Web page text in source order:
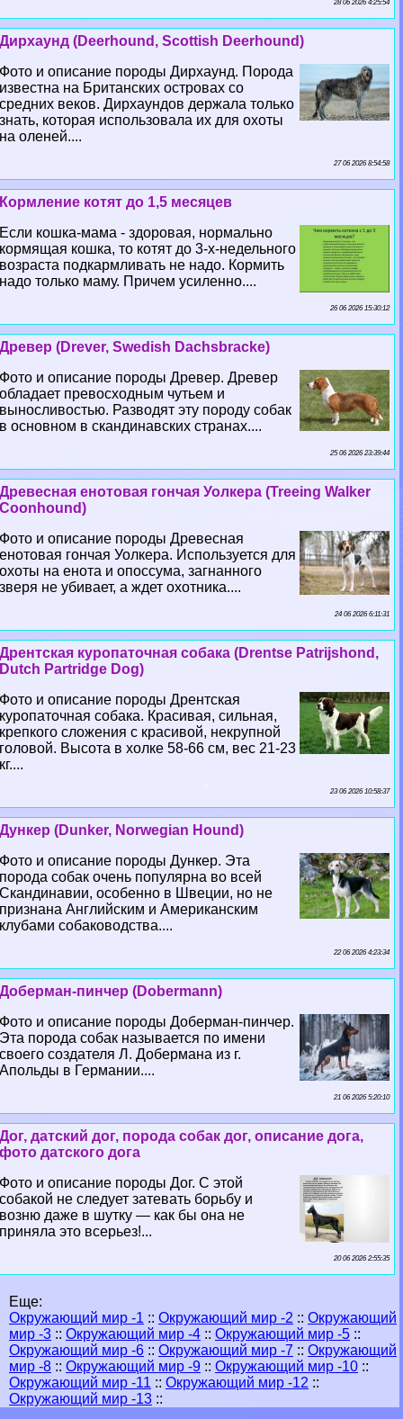
28 06 2026 4:25:54
Дирхаунд (Deerhound, Scottish Deerhound)
Фото и описание породы Дирхаунд. Порода
известна на Британских островах со
средних веков. Дирхаундов держала только
знать, которая использовала их для охоты
на оленей....
27 06 2026 8:54:58
Кормление котят до 1,5 месяцев
Если кошка-мама - здоровая, нормально
кормящая кошка, то котят до 3-х-недельного
возраста подкармливать не надо. Кормить
надо только маму. Причем усиленно....
26 06 2026 15:30:12
Древер (Drever, Swedish Dachsbracke)
Фото и описание породы Древер. Древер
обладает превосходным чутьем и
выносливостью. Разводят эту породу собак
в основном в скандинавских странах....
25 06 2026 23:39:44
Древесная енотовая гончая Уолкера (Treeing Walker
Coonhound)
Фото и описание породы Древесная
енотовая гончая Уолкера. Используется для
охоты на енота и опоссума, загнанного
зверя не убивает, а ждет охотника....
24 06 2026 6:11:31
Дрентская куропаточная собака (Drentse Patrijshond,
Dutch Partridge Dog)
Фото и описание породы Дрентская
куропаточная собака. Красивая, сильная,
крепкого сложения с красивой, некрупной
головой. Высота в холке 58-66 см, вес 21-23
кг....
23 06 2026 10:58:37
Дункер (Dunker, Norwegian Hound)
Фото и описание породы Дункер. Эта
порода собак очень популярна во всей
Скандинавии, особенно в Швеции, но не
признана Английским и Американским
клубами собаководства....
22 06 2026 4:23:34
Доберман-пинчер (Dobermann)
Фото и описание породы Доберман-пинчер.
Эта порода собак называется по имени
своего создателя Л. Добермана из г.
Апольды в Германии....
21 06 2026 5:20:10
Дог, датский дог, порода собак дог, описание дога,
фото датского дога
Фото и описание породы Дог. С этой
собакой не следует затевать борьбу и
возню даже в шутку — как бы она не
приняла это всерьез!...
20 06 2026 2:55:35
Еще:
Окружающий мир -1 :: Окружающий мир -2 :: Окружающий
мир -3 :: Окружающий мир -4 :: Окружающий мир -5 ::
Окружающий мир -6 :: Окружающий мир -7 :: Окружающий
мир -8 :: Окружающий мир -9 :: Окружающий мир -10 ::
Окружающий мир -11 :: Окружающий мир -12 ::
Окружающий мир -13 ::